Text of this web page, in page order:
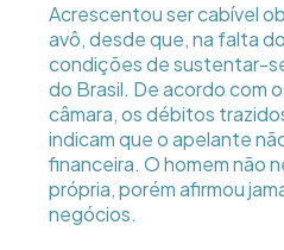
Acrescentou ser cabível
avô, desde que, na falta
condições de sustentar-
do Brasil. De acordo com
câmara, os débitos
indicam que o apelante
financeira. O homem não
própria, porém afirmou
negócios.